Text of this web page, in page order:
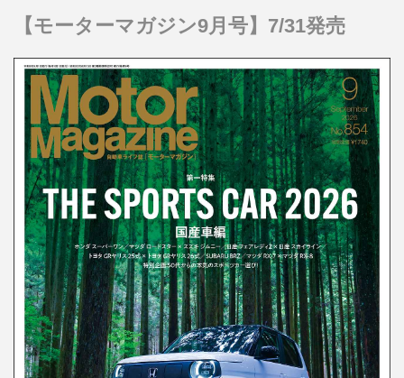
【モーターマガジン9月号】7/31発売